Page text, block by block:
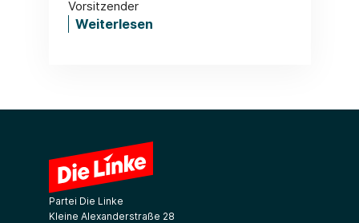
Vorsitzender
Weiterlesen
Partei Die Linke
Kleine Alexanderstraße 28